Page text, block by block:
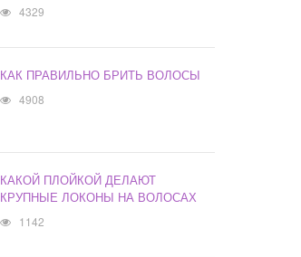
4329
КАК ПРАВИЛЬНО БРИТЬ ВОЛОСЫ
4908
КАКОЙ ПЛОЙКОЙ ДЕЛАЮТ
КРУПНЫЕ ЛОКОНЫ НА ВОЛОСАХ
1142